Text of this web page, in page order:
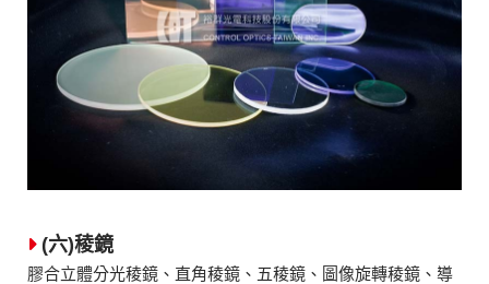
(六)稜鏡
膠合立體分光稜鏡、直角稜鏡、五稜鏡、圖像旋轉稜鏡、導